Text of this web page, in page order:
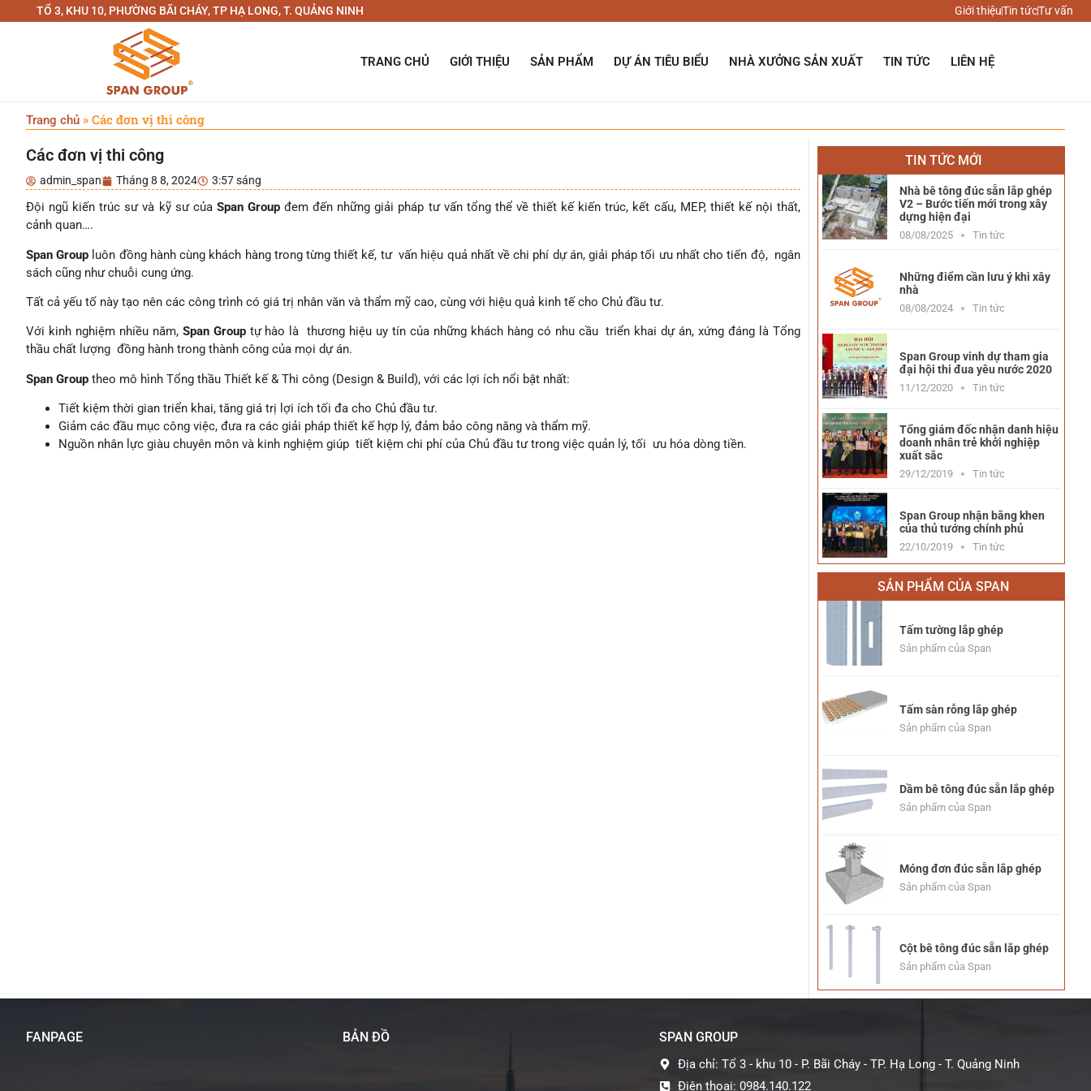
TỔ 3, KHU 10, PHƯỜNG BÃI CHÁY, TP HẠ LONG, T. QUẢNG NINH Giới thiệuTin tứcTư vấn
TRANG CHỦ GIỚI THIỆU SẢN PHẨM DỰ ÁN TIÊU BIỂU NHÀ XƯỞNG SẢN XUẤT TIN TỨC LIÊN HỆ
Trang chủ » Các đơn vị thi công
Các đơn vị thi công
admin_span Tháng 8 8, 2024 3:57 sáng
Đội ngũ kiến trúc sư và kỹ sư của Span Groupđem đến những giải pháp tư vấn tổng thể về thiết kế kiến trúc, kết cấu, MEP, thiết kế nội thất,
cảnh quan….
Span Group luôn đồng hành cùng khách hàng trong từng thiết kế, tư vấn hiệu quả nhất về chi phí dự án, giải pháp tối ưu nhất cho tiến độ, ngân
sách cũng như chuỗi cung ứng.
Tất cả yếu tố này tạo nên các công trình có giá trị nhân văn và thẩm mỹ cao, cùng với hiệu quả kinh tế cho Chủ đầu tư.
Với kinh nghiệm nhiều năm, Span Group tự hào là thương hiệu uy tín của những khách hàng có nhu cầu triển khai dự án, xứng đáng là Tổng
thầu chất lượng đồng hành trong thành công của mọi dự án.
Span Group theo mô hình Tổng thầu Thiết kế & Thi công (Design & Build), với các lợi ích nổi bật nhất:
Tiết kiệm thời gian triển khai, tăng giá trị lợi ích tối đa cho Chủ đầu tư.
Giảm các đầu mục công việc, đưa ra các giải pháp thiết kế hợp lý, đảm bảo công năng và thẩm mỹ.
Nguồn nhân lực giàu chuyên môn và kinh nghiệm giúp tiết kiệm chi phí của Chủ đầu tư trong việc quản lý, tối ưu hóa dòng tiền.
TIN TỨC MỚI
Nhà bê tông đúc sẵn lắp ghép
V2 – Bước tiến mới trong xây
dựng hiện đại
08/08/2025 Tin tức
Những điểm cần lưu ý khi xây
nhà
08/08/2024 Tin tức
Span Group vinh dự tham gia
đại hội thi đua yêu nước 2020
11/12/2020 Tin tức
Tổng giám đốc nhận danh hiệu
doanh nhân trẻ khởi nghiệp
xuất sắc
29/12/2019 Tin tức
Span Group nhận bằng khen
của thủ tướng chính phủ
22/10/2019 Tin tức
SẢN PHẨM CỦA SPAN
Tấm tường lắp ghép
Sản phẩm của Span
Tấm sàn rỗng lắp ghép
Sản phẩm của Span
Dầm bê tông đúc sẵn lắp ghép
Sản phẩm của Span
Móng đơn đúc sẵn lắp ghép
Sản phẩm của Span
Cột bê tông đúc sẵn lắp ghép
Sản phẩm của Span
FANPAGE BẢN ĐỒ SPAN GROUP
Địa chỉ: Tổ 3 - khu 10 - P. Bãi Cháy - TP. Hạ Long - T. Quảng Ninh
Điện thoại: 0984.140.122